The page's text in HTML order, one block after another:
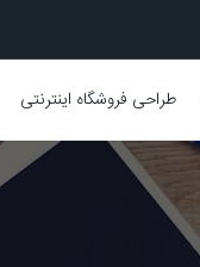
طراحی فروشگاه اینترنتی